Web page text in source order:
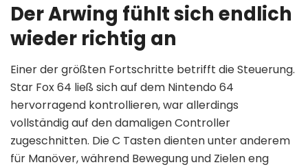
Der Arwing fühlt sich endlich
wieder richtig an
Einer der größten Fortschritte betrifft die Steuerung.
Star Fox 64 ließ sich auf dem Nintendo 64
hervorragend kontrollieren, war allerdings
vollständig auf den damaligen Controller
zugeschnitten. Die C Tasten dienten unter anderem
für Manöver, während Bewegung und Zielen eng